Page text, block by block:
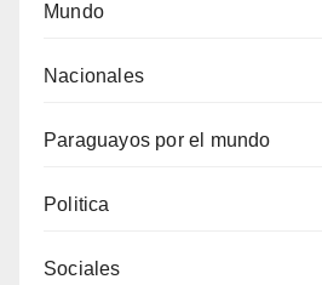
Mundo
Nacionales
Paraguayos por el mundo
Politica
Sociales